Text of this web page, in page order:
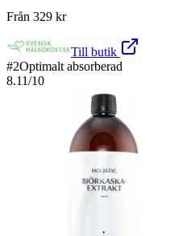
Från 329 kr
Till butik
#2Optimalt absorberad
8.11/10